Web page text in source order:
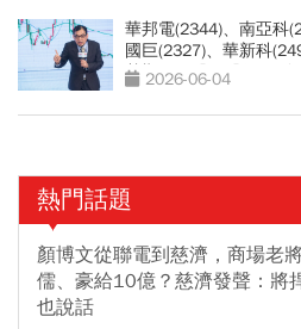
華邦電(2344)、南亞科
國巨(2327)、華新科
基期黑馬股」股價不到
2026-06-04
熱門話題
顏博文從聯電到慈濟，商場老
儒、豪給10億？慈濟發聲：將
也說話